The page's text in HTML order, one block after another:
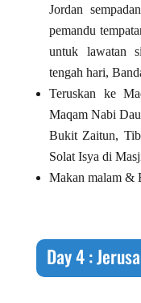
Jordan
pemandu
untuk lawatan
tengah hari,
Teruskan ke
Maqam Nabi
Bukit Zaitun,
Solat Isya di
Makan malam &
Day 4 :